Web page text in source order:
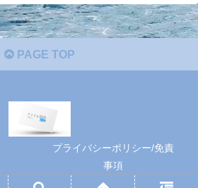
PAGE TOP
プライバシーポリシー/免責
事項